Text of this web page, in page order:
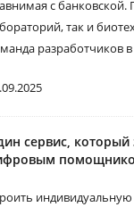
с банковской.
так и
разработчиков
сервис, который
индивидуальную